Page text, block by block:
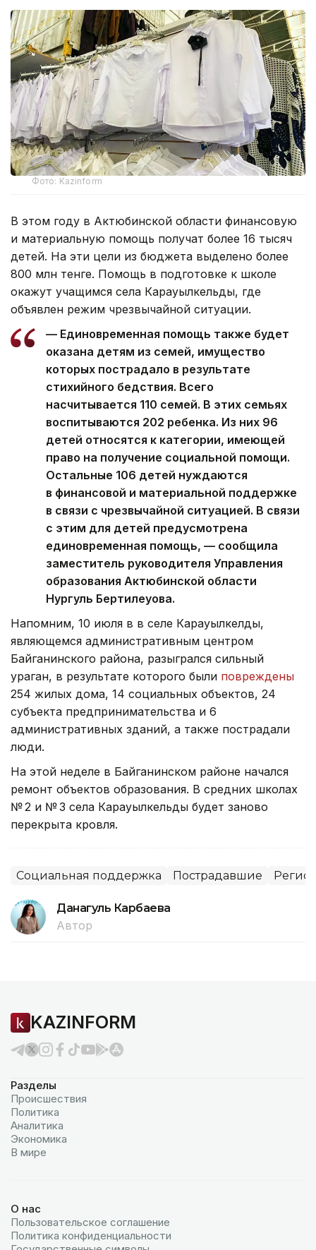
Фото: Kazinform
В этом году в Актюбинской области финансовую
и материальную помощь получат более 16 тысяч
детей. На эти цели из бюджета выделено более
800 млн тенге. Помощь в подготовке к школе
окажут учащимся села Карауылкельды, где
объявлен режим чрезвычайной ситуации.
— Единовременная помощь также будет
оказана детям из семей, имущество
которых пострадало в результате
стихийного бедствия. Всего
насчитывается 110 семей. В этих семьях
воспитываются 202 ребенка. Из них 96
детей относятся к категории, имеющей
право на получение социальной помощи.
Остальные 106 детей нуждаются
в финансовой и материальной поддержке
в связи с чрезвычайной ситуацией. В связи
с этим для детей предусмотрена
единовременная помощь, — сообщила
заместитель руководителя Управления
образования Актюбинской области
Нургуль Бертилеуова.
Напомним, 10 июля в в селе Карауылкелды,
являющемся административным центром
Байганинского района, разыгрался сильный
ураган, в результате которого были повреждены
254 жилых дома, 14 социальных объектов, 24
субъекта предпринимательства и 6
административных зданий, а также пострадали
люди.
На этой неделе в Байганинском районе начался
ремонт объектов образования. В средних школах
№ 2 и № 3 села Карауылкельды будет заново
перекрыта кровля.
Социальная поддержка Пострадавшие
Данагуль Карбаева
Автор
KAZINFORM
Разделы
Происшествия
Политика
Аналитика
Экономика
В мире
О нас
Пользовательское соглашение
Политика конфиденциальности